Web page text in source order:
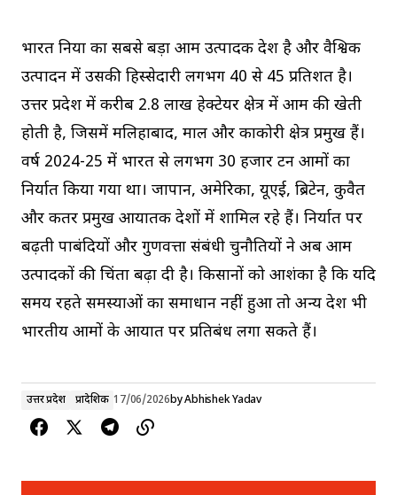
भारत दुनिया का सबसे बड़ा आम उत्पादक देश है और वैश्विक
उत्पादन में उसकी हिस्सेदारी लगभग 40 से 45 प्रतिशत है।
उत्तर प्रदेश में करीब 2.8 लाख हेक्टेयर क्षेत्र में आम की खेती
होती है, जिसमें मलिहाबाद, माल और काकोरी क्षेत्र प्रमुख हैं।
वर्ष 2024-25 में भारत से लगभग 30 हजार टन आमों का
निर्यात किया गया था। जापान, अमेरिका, यूएई, ब्रिटेन, कुवैत
और कतर प्रमुख आयातक देशों में शामिल रहे हैं। निर्यात पर
बढ़ती पाबंदियों और गुणवत्ता संबंधी चुनौतियों ने अब आम
उत्पादकों की चिंता बढ़ा दी है। किसानों को आशंका है कि यदि
समय रहते समस्याओं का समाधान नहीं हुआ तो अन्य देश भी
भारतीय आमों के आयात पर प्रतिबंध लगा सकते हैं।
उत्तर प्रदेश प्रादेशिक 17/06/2026byAbhishek Yadav